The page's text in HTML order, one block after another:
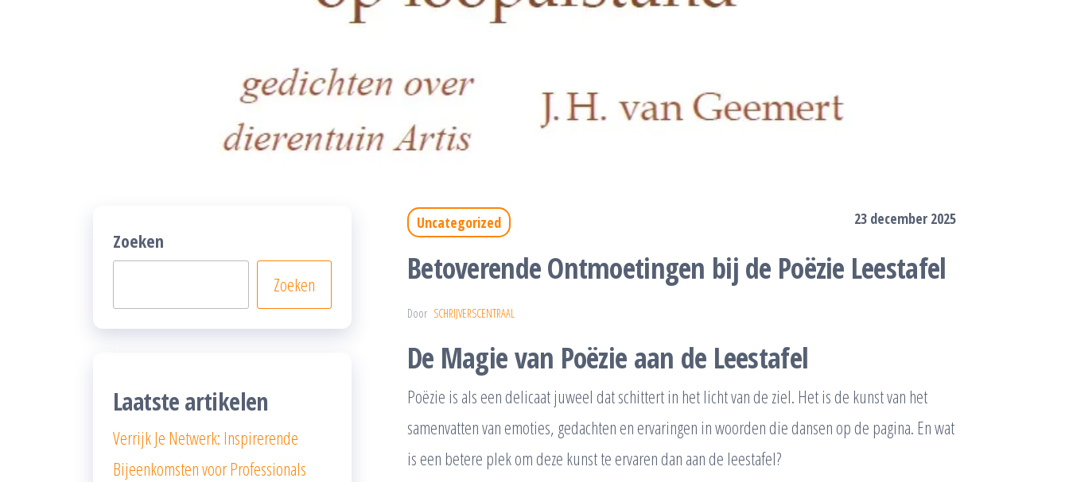
Uncategorized 23 december 2025
Betoverende Ontmoetingen bij de Poëzie Leestafel
Door SCHRIJVERSCENTRAAL
De Magie van Poëzie aan de Leestafel
Poëzie is als een delicaat juweel dat schittert in het licht van de ziel. Het is de kunst van het
samenvatten van emoties, gedachten en ervaringen in woorden die dansen op de pagina. En wat
is een betere plek om deze kunst te ervaren dan aan de leestafel?
Zoeken
Zoeken
Laatste artikelen
Verrijk Je Netwerk: Inspirerende
Bijeenkomsten voor Professionals